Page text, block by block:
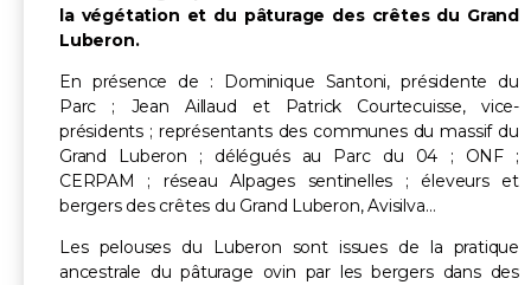
la végétation et du pâturage des crêtes du Grand
Luberon.
En présence de : Dominique Santoni, présidente du
Parc ; Jean Aillaud et Patrick Courtecuisse, vice-
présidents ; représentants des communes du massif du
Grand Luberon ; délégués au Parc du 04 ; ONF ;
CERPAM ; réseau Alpages sentinelles ; éleveurs et
bergers des crêtes du Grand Luberon, Avisilva…
Les pelouses du Luberon sont issues de la pratique
ancestrale du pâturage ovin par les bergers dans des